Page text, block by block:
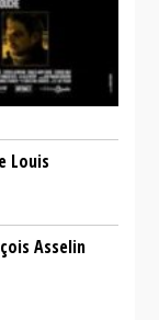
Louis
Asselin